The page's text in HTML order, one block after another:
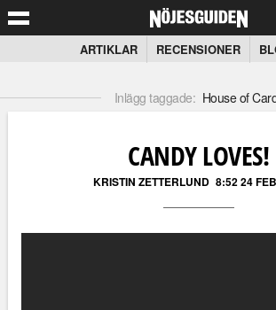
ARTIKLAR RECENSIONER
Inlägg taggade: House of
CANDY LOVES!
KRISTIN ZETTERLUND 8:52 24